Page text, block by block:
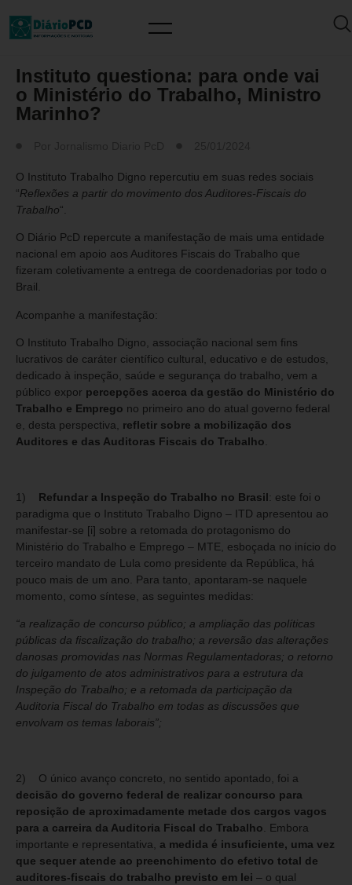
Instituto questiona: para onde vai
o Ministério do Trabalho, Ministro
Marinho?
O Instituto Trabalho Digno repercutiu em suas redes sociais
“Reflexões a partir do movimento dos Auditores-Fiscais do
Trabalho“.
O Diário PcD repercute a manifestação de mais uma entidade
nacional em apoio aos Auditores Fiscais do Trabalho que
fizeram coletivamente a entrega de coordenadorias por todo o
Brail.
Acompanhe a manifestação:
O Instituto Trabalho Digno, associação nacional sem fins
lucrativos de caráter científico cultural, educativo e de estudos,
dedicado à inspeção, saúde e segurança do trabalho, vem a
público expor percepções acerca da gestão do Ministério do
Trabalho e Emprego no primeiro ano do atual governo federal
e, desta perspectiva, refletir sobre a mobilização dos
Auditores e das Auditoras Fiscais do Trabalho
1) Refundar a Inspeção do Trabalho no Brasil: este foi o
paradigma que o Instituto Trabalho Digno – ITD apresentou ao
manifestar-se [i] sobre a retomada do protagonismo do
Ministério do Trabalho e Emprego – MTE, esboçada no início do
terceiro mandato de Lula como presidente da República, há
pouco mais de um ano. Para tanto, apontaram-se naquele
momento, como síntese, as seguintes medidas:
“a realização de concurso público; a ampliação das políticas
públicas da fiscalização do trabalho; a reversão das alterações
danosas promovidas nas Normas Regulamentadoras; o retorno
do julgamento de atos administrativos para a estrutura da
Inspeção do Trabalho; e a retomada da participação da
Auditoria Fiscal do Trabalho em todas as discussões que
envolvam os temas laborais”;
2) O único avanço concreto, no sentido apontado, foi a
decisão do governo federal de realizar concurso para
reposição de aproximadamente metade dos cargos vagos
para a carreira da Auditoria Fiscal do Trabalho . Embora
importante e representativa, a medida é insuficiente, uma vez
que sequer atende ao preenchimento do efetivo total de
auditores-fiscais do trabalho previsto em lei – o qual